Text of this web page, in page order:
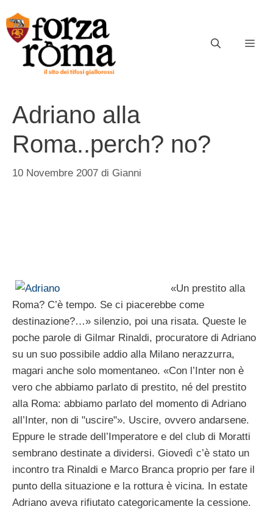
al
contenuto
Adriano alla
Roma..perch? no?
10 Novembre 2007 di Gianni
«Un prestito alla
Roma? C’è tempo. Se ci piacerebbe come
destinazione?…» silenzio, poi una risata. Queste le
poche parole di Gilmar Rinaldi, procuratore di Adriano
su un suo possibile addio alla Milano nerazzurra,
magari anche solo momentaneo. «Con l’Inter non è
vero che abbiamo parlato di prestito, né del prestito
alla Roma: abbiamo parlato del momento di Adriano
all’Inter, non di "uscire"». Uscire, ovvero andarsene.
Eppure le strade dell’Imperatore e del club di Moratti
sembrano destinate a dividersi. Giovedì c’è stato un
incontro tra Rinaldi e Marco Branca proprio per fare il
punto della situazione e la rottura è vicina. In estate
Adriano aveva rifiutato categoricamente la cessione.